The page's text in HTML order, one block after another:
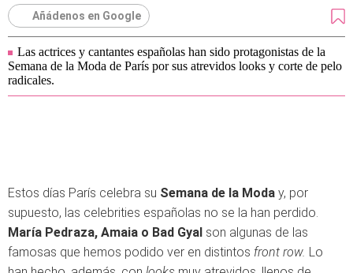
Añádenos en Google
Las actrices y cantantes españolas han sido protagonistas de la
Semana de la Moda de París por sus atrevidos looks y corte de pelo
radicales.
Estos días París celebra su Semana de la Moda y, por
supuesto, las celebrities españolas no se la han perdido.
María Pedraza, Amaia o Bad Gyal son algunas de las
famosas que hemos podido ver en distintos front row. Lo